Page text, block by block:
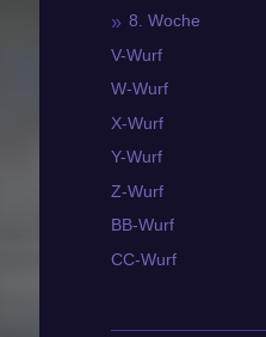
8. Woche
V-Wurf
W-Wurf
X-Wurf
Y-Wurf
Z-Wurf
BB-Wurf
CC-Wurf